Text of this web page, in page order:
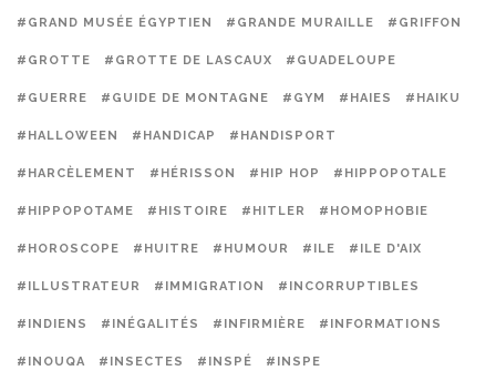
#GRAND MUSÉE ÉGYPTIEN #GRANDE MURAILLE #GRIFFON
#GROTTE #GROTTE DE LASCAUX #GUADELOUPE
#GUERRE #GUIDE DE MONTAGNE #GYM #HAIES #HAIKU
#HALLOWEEN #HANDICAP #HANDISPORT
#HARCÈLEMENT #HÉRISSON #HIP HOP #HIPPOPOTALE
#HIPPOPOTAME #HISTOIRE #HITLER #HOMOPHOBIE
#HOROSCOPE #HUITRE #HUMOUR #ILE #ILE D'AIX
#ILLUSTRATEUR #IMMIGRATION #INCORRUPTIBLES
#INDIENS #INÉGALITÉS #INFIRMIÈRE #INFORMATIONS
#INOUQA #INSECTES #INSPÉ #INSPE